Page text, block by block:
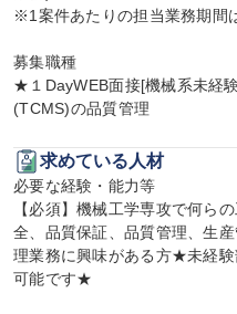
※1案件あたりの担当業務期間
募集職種
★１DayWEB面接[機械系未経
(TCMS)の品質管理
求めている人材
必要な経験・能力等
【必須】機械工学専攻で何ら
全、品質保証、品質管理、生
理業務に興味がある方★未経
可能です★